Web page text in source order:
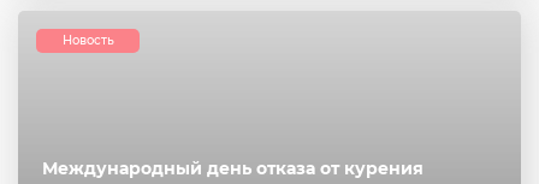
Международный день отказа от курения
Новость